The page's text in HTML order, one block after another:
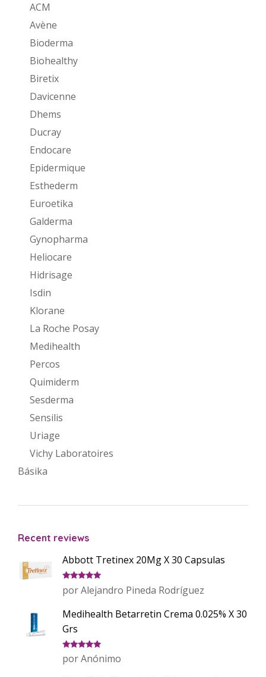
ACM
Avène
Bioderma
Biohealthy
Biretix
Davicenne
Dhems
Ducray
Endocare
Epidermique
Esthederm
Euroetika
Galderma
Gynopharma
Heliocare
Hidrisage
Isdin
Klorane
La Roche Posay
Medihealth
Percos
Quimiderm
Sesderma
Sensilis
Uriage
Vichy Laboratoires
Básika
Recent reviews
Abbott Tretinex 20Mg X 30 Capsulas
Valorado
con
de 5
por Alejandro Pineda Rodríguez
Medihealth Betarretin Crema 0.025% X 30
Grs
Valorado
con
de 5
por Anónimo